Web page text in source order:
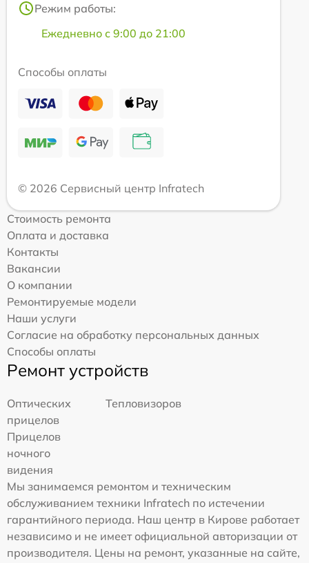
Режим работы:
Ежедневно с 9:00 до 21:00
Способы оплаты
© 2026 Сервисный центр Infratech
Стоимость ремонта
Оплата и доставка
Контакты
Вакансии
О компании
Ремонтируемые модели
Наши услуги
Согласие на обработку персональных данных
Способы оплаты
Ремонт устройств
Оптических
прицелов
Тепловизоров
Прицелов
ночного
видения
Мы занимаемся ремонтом и техническим
обслуживанием техники Infratech по истечении
гарантийного периода. Наш центр в Кирове работает
независимо и не имеет официальной авторизации от
производителя. Цены на ремонт, указанные на сайте,